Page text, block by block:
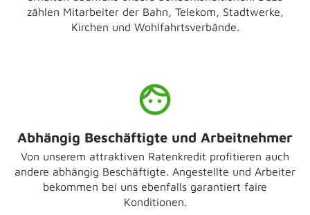
zählen Mitarbeiter der Bahn, Telekom, Stadtwerke,
Kirchen und Wohlfahrtsverbände.
Abhängig Beschäftigte und Arbeitnehmer
Von unserem attraktiven Ratenkredit profitieren auch
andere abhängig Beschäftigte. Angestellte und Arbeiter
bekommen bei uns ebenfalls garantiert faire
Konditionen.